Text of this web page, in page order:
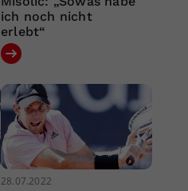
ich noch nicht
erlebt“
28.07.2022